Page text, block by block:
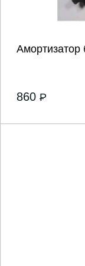
Амортизатор
860 P